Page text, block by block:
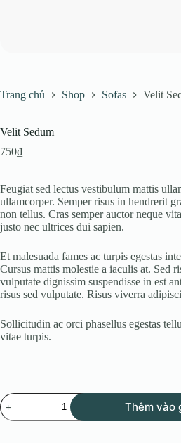
Trang chủ Shop Sofas Velit
Velit Sedum
750₫
Feugiat sed lectus vestibulum mattis
ullamcorper. Semper risus in hendrerit
non tellus. Cras semper auctor neque
justo nec ultrices dui sapien.
Et malesuada fames ac turpis egestas
Cursus mattis molestie a iaculis at. Sed
vulputate dignissim suspendisse in est
risus sed vulputate. Risus viverra
Sollicitudin ac orci phasellus egestas
vitae turpis.
Velit
Sedum
số
Thêm vào